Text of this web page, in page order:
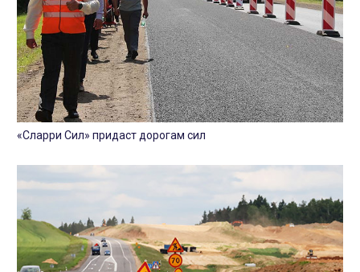
«Сларри Сил» придаст дорогам сил